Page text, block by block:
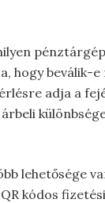
hogy beválik-
adja a
lehetősége
kódos